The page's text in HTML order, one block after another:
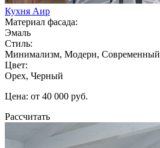
Кухня Аир
Материал фасада:
Эмаль
Стиль:
Минимализм, Модерн, Современный
Цвет:
Орех, Черный
Цена: от 40 000 руб.
Рассчитать